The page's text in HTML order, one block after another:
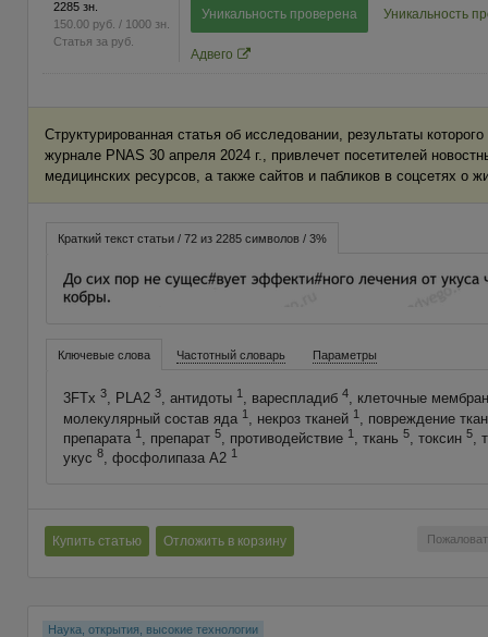
2285 зн.
150.00 руб. / 1000 зн.
Статья за руб.
Уникальность проверена Уникальность
Адвего
Структурированная статья об исследовании, результаты
журнале PNAS 30 апреля 2024 г., привлечет посетителей
медицинских ресурсов, а также сайтов и пабликов в соцсетях о
Краткий текст статьи / 72 из 2285 символов / 3%
Ключевые слова Частотный словарь Параметры
3FTx 3, PLA2 3, антидоты 1 , вареспладиб 4, клеточные
молекулярный состав яда 1, некроз тканей 1, повреждение
препарата 1, препарат 5, противодействие 1, ткань 5, токсин 5,
укус 8, фосфолипаза А2 1
Купить статью Отложить в корзину
Наука, открытия, высокие технологии